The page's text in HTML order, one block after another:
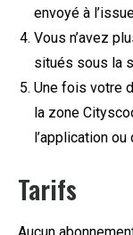
envoyé à
Vous n’avez
situés sous la
Une fois votre
la zone
l’application
Tarifs